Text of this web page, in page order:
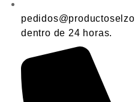
dentro de 24 horas.